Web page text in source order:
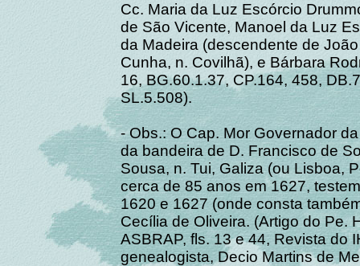
Cc. Maria da Luz Escórcio
de São Vicente, Manoel da Luz
da Madeira (descendente de
Cunha, n. Covilhã), e Bárbara
16, BG.60.1.37, CP.164, 458,
SL.5.508).
- Obs.: O Cap. Mor Governador
da bandeira de D. Francisco de
Sousa, n. Tui, Galiza (ou Lisboa,
cerca de 85 anos em 1627,
1620 e 1627 (onde consta
Cecília de Oliveira. (Artigo do Pe.
ASBRAP, fls. 13 e 44, Revista do
genealogista, Decio Martins de